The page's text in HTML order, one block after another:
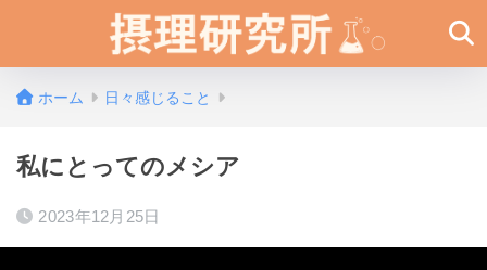
ホーム 日々感じること
私にとってのメシア
2023年12月25日